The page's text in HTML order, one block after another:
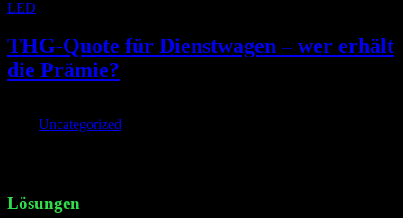
LED
THG-Quote für Dienstwagen – wer erhält
die Prämie?
Uncategorized
Lösungen